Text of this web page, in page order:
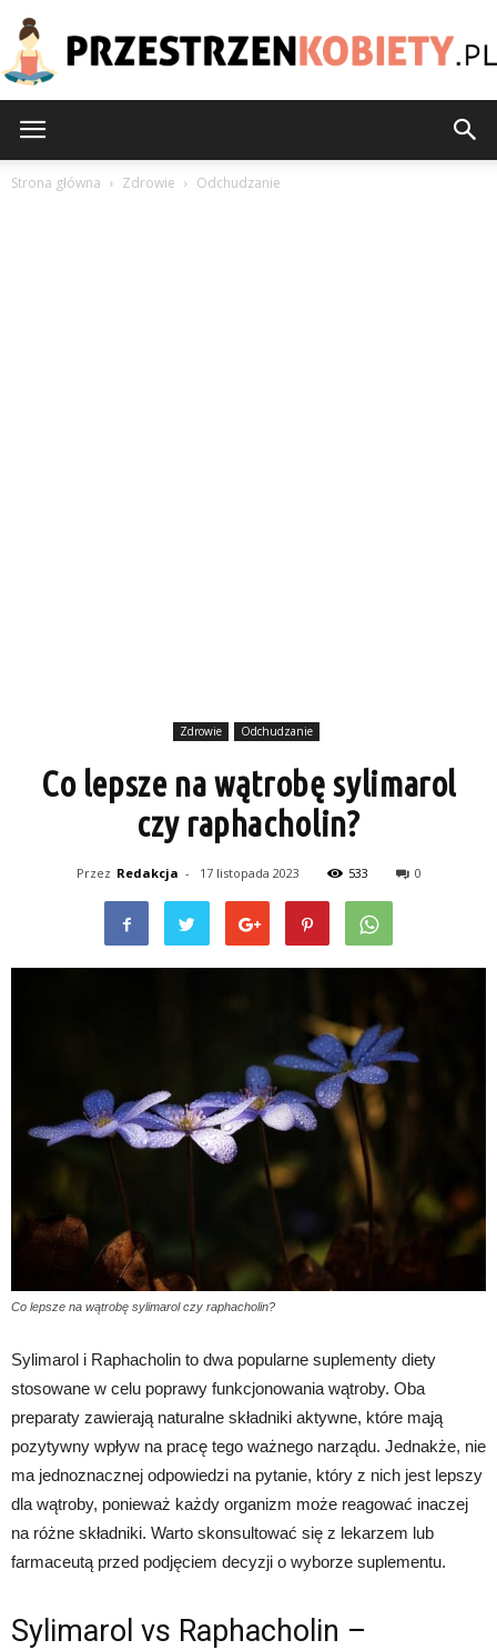
Strona główna Zdrowie Odchudzanie
Zdrowie Odchudzanie
Co lepsze na wątrobę sylimarol
czy raphacholin?
Przez Redakcja - 17 listopada 2023 533 0
Co lepsze na wątrobę sylimarol czy raphacholin?
Sylimarol i Raphacholin to dwa popularne suplementy diety
stosowane w celu poprawy funkcjonowania wątroby. Oba
preparaty zawierają naturalne składniki aktywne, które mają
pozytywny wpływ na pracę tego ważnego narządu. Jednakże, nie
ma jednoznacznej odpowiedzi na pytanie, który z nich jest lepszy
dla wątroby, ponieważ każdy organizm może reagować inaczej
na różne składniki. Warto skonsultować się z lekarzem lub
farmaceutą przed podjęciem decyzji o wyborze suplementu.
Sylimarol vs Raphacholin –